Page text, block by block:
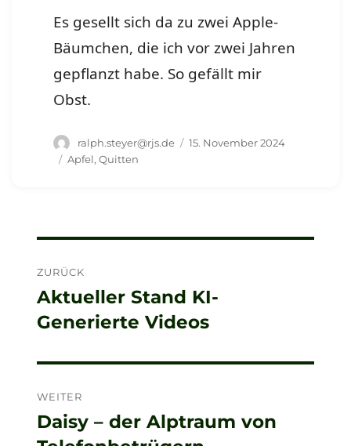
Es gesellt sich da zu zwei Apple-
Bäumchen, die ich vor zwei Jahren
gepflanzt habe. So gefällt mir
Obst.
Autor
ralph.steyer@rjs.de
Veröffentlicht
15. November 2024
Schlagwörter
Apfel,Quitten
ZURÜCK
Vorheriger
Beitrag:
Aktueller Stand KI-
Generierte Videos
WEITER
Nächster
Daisy – der Alptraum von